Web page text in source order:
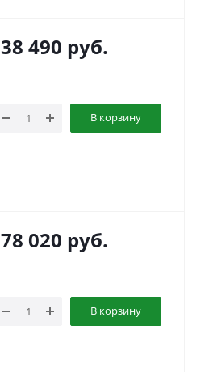
38 490 руб.
В корзину
78 020 руб.
В корзину